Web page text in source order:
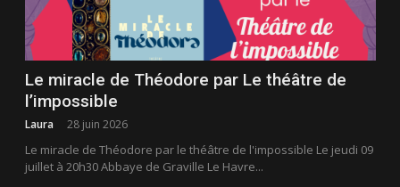
Le miracle de Théodore par Le théâtre de
l’impossible
Laura 28 juin 2026
Le miracle de Théodore par le théâtre de l'impossible Le jeudi 09
juillet à 20h30 Abbaye de Graville Le Havre...